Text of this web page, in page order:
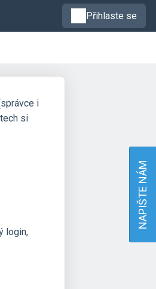
Přihlaste se
i
si
login,
NAPIŠTE NÁM